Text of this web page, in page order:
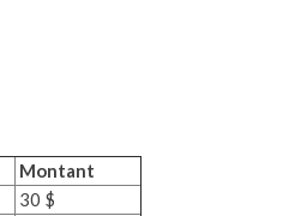
Montant
30 $